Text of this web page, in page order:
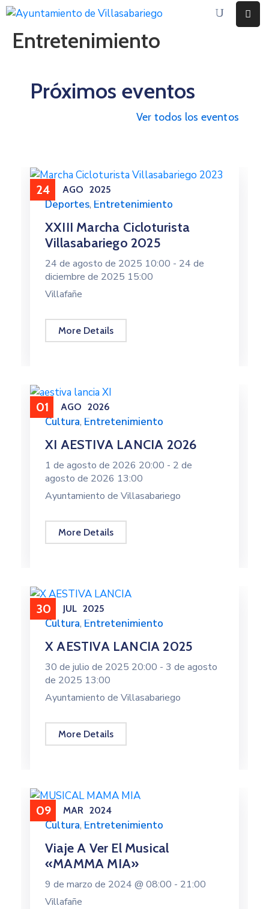
Ayuntamiento
Entretenimiento
Próximos eventos
Ver todos los eventos
24 AGO 2025
Deportes, Entretenimiento
XXIII Marcha Cicloturista
Villasabariego 2025
24 de agosto de 2025 10:00 - 24 de
diciembre de 2025 15:00
Villafañe
More Details
01 AGO 2026
Cultura, Entretenimiento
XI AESTIVA LANCIA 2026
1 de agosto de 2026 20:00 - 2 de
agosto de 2026 13:00
Ayuntamiento de Villasabariego
More Details
30 JUL 2025
Cultura, Entretenimiento
X AESTIVA LANCIA 2025
30 de julio de 2025 20:00 - 3 de agosto
de 2025 13:00
Ayuntamiento de Villasabariego
More Details
09 MAR 2024
Cultura, Entretenimiento
Viaje A Ver El Musical
«MAMMA MIA»
9 de marzo de 2024 @ 08:00 - 21:00
Villafañe